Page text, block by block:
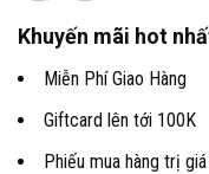
Khuyến mãi hot
Miễn Phí Giao Hàng
Giftcard lên tới 100K
Phiếu mua hàng trị